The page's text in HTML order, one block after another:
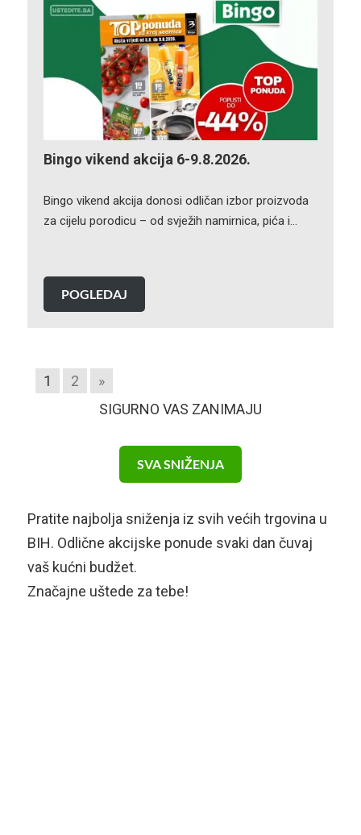
Bingo vikend akcija 6-9.8.2026.
Bingo vikend akcija donosi odličan izbor proizvoda
za cijelu porodicu – od svježih namirnica, pića i…
POGLEDAJ
1 2
»
SIGURNO VAS ZANIMAJU
SVA SNIŽENJA
Pratite najbolja sniženja iz svih većih trgovina u
BIH. Odlične akcijske ponude svaki dan čuvaj
vaš kućni budžet.
Značajne uštede za tebe!